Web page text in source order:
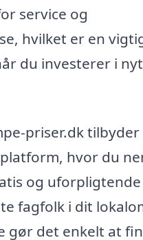
service og
hvilket er en
du investerer i
priser.dk tilbyder
hvor du
og
fagfolk i dit
gør det enkelt at